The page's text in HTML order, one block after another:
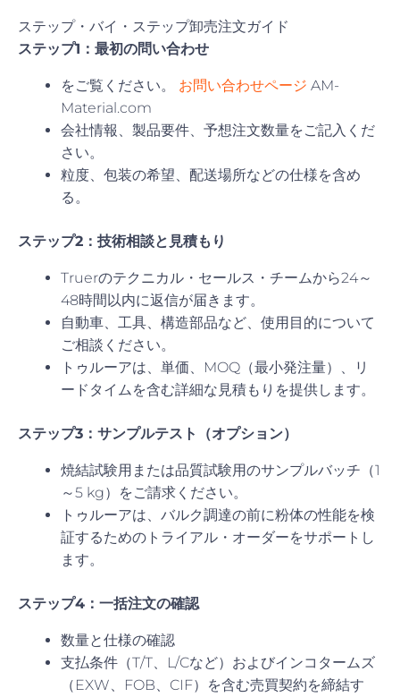
ステップ・バイ・ステップ卸売注文ガイド
ステップ1：最初の問い合わせ
をご覧ください。 お問い合わせページ AM-
Material.com
会社情報、製品要件、予想注文数量をご記入くだ
さい。
粒度、包装の希望、配送場所などの仕様を含め
る。
ステップ2：技術相談と見積もり
Truerのテクニカル・セールス・チームから24～
48時間以内に返信が届きます。
自動車、工具、構造部品など、使用目的について
ご相談ください。
トゥルーアは、単価、MOQ（最小発注量）、リ
ードタイムを含む詳細な見積もりを提供します。
ステップ3：サンプルテスト（オプション）
焼結試験用または品質試験用のサンプルバッチ（1
～5 kg）をご請求ください。
トゥルーアは、バルク調達の前に粉体の性能を検
証するためのトライアル・オーダーをサポートし
ます。
ステップ4：一括注文の確認
数量と仕様の確認
支払条件（T/T、L/Cなど）およびインコタームズ
（EXW、FOB、CIF）を含む売買契約を締結す